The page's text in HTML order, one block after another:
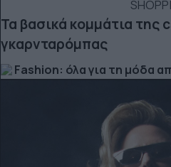
Τα βασικά κομμάτια της
γκαρνταρόμπας
Fashion: όλα για τη μόδα